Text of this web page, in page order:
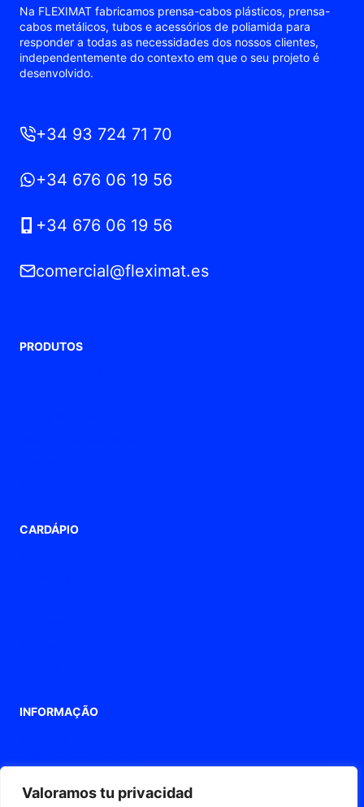
Valoramos tu privacidad
Na FLEXIMAT fabricamos prensa-cabos plásticos, prensa-
cabos metálicos, tubos e acessórios de poliamida para
responder a todas as necessidades dos nossos clientes,
independentemente do contexto em que o seu projeto é
desenvolvido.
+34 93 724 71 70
+34 676 06 19 56
+34 676 06 19 56
comercial@fleximat.es
PRODUTOS
CARDÁPIO
INFORMAÇÃO